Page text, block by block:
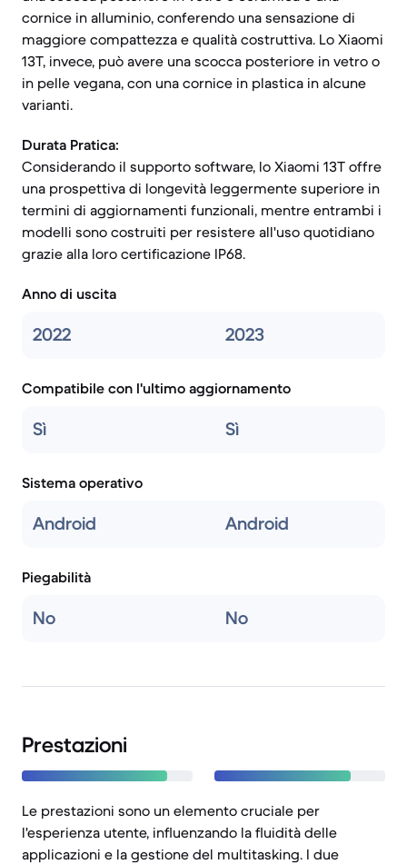
cornice in alluminio, conferendo una sensazione di
maggiore compattezza e qualità costruttiva. Lo Xiaomi
13T, invece, può avere una scocca posteriore in vetro o
in pelle vegana, con una cornice in plastica in alcune
varianti.
Durata Pratica:
Considerando il supporto software, lo Xiaomi 13T offre
una prospettiva di longevità leggermente superiore in
termini di aggiornamenti funzionali, mentre entrambi i
modelli sono costruiti per resistere all'uso quotidiano
grazie alla loro certificazione IP68.
Anno di uscita
2022 2023
Compatibile con l'ultimo aggiornamento
Sì Sì
Sistema operativo
Android Android
Piegabilità
No No
Prestazioni
Le prestazioni sono un elemento cruciale per
l'esperienza utente, influenzando la fluidità delle
applicazioni e la gestione del multitasking. I due